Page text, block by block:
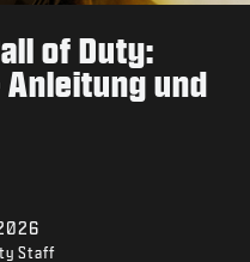
of Duty:
und
Staff